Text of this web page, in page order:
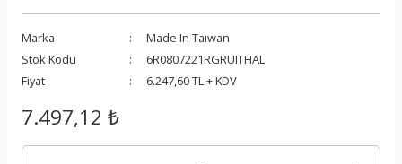
Marka
Made In Taıwan
Stok Kodu
6R0807221RGRUITHAL
Fiyat
6.247,60 TL + KDV
7.497,12 ₺